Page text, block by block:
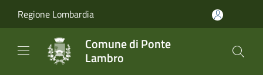
Regione Lombardia
Comune di Ponte
Lambro